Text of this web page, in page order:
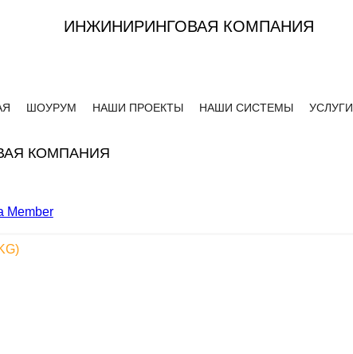
ИНЖИНИРИНГОВАЯ КОМПАНИЯ
ШОУРУМ НАШИ ПРОЕКТЫ НАШИ СИСТЕМЫ УСЛУГИ
КОМПАНИЯ